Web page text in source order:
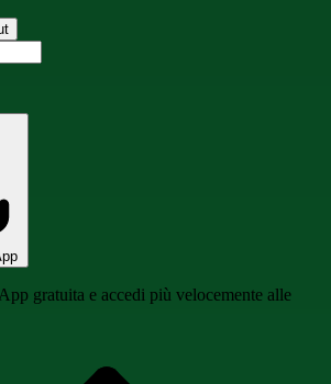
gratuita e accedi più velocemente alle